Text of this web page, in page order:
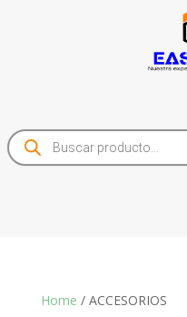
Products
search
Home / ACCESORIOS